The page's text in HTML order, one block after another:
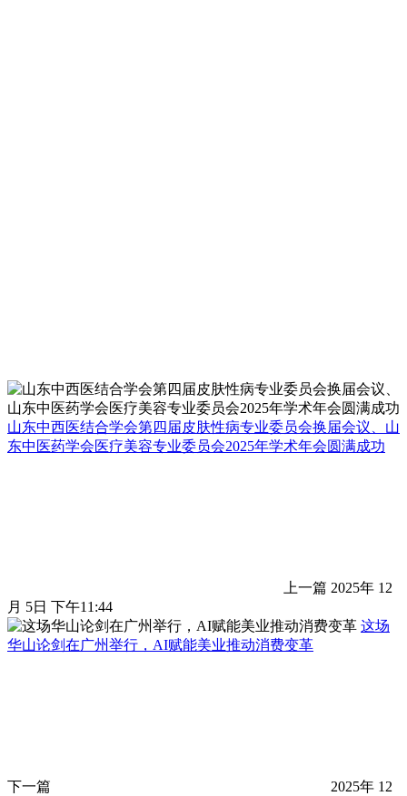
山东中西医结合学会第四届皮肤性病专业委员会换届会议、山
东中医药学会医疗美容专业委员会2025年学术年会圆满成功
上一篇 2025年 12
月 5日 下午11:44
这场
华山论剑在广州举行，AI赋能美业推动消费变革
下一篇
2025年 12